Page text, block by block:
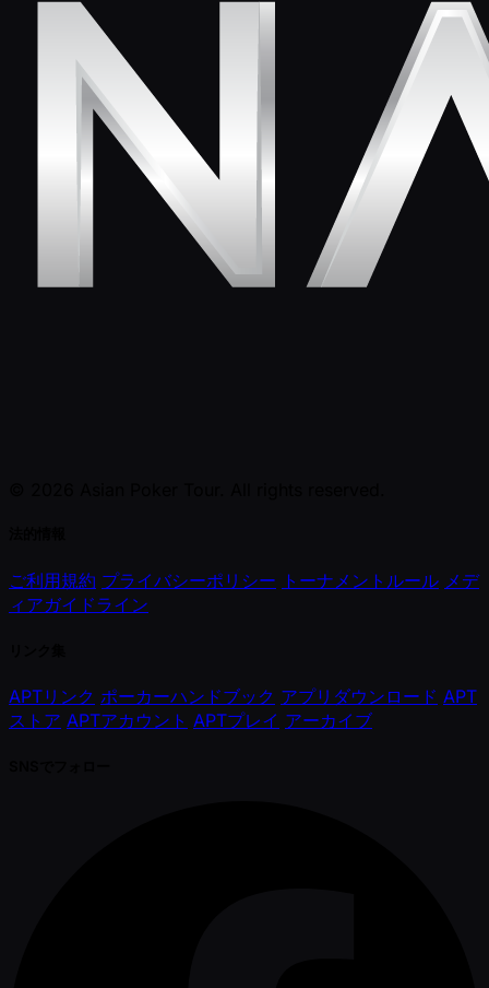
ご利用規約 プライバシーポリシー トーナメントルール メデ
ィアガイドライン
APTリンク ポーカーハンドブック アプリダウンロード APT
ストア APTアカウント APTプレイ アーカイブ